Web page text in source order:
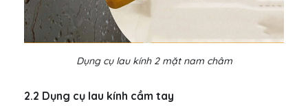
Dụng cụ lau kính 2 mặt nam châm
2.2 Dụng cụ lau kính cầm tay